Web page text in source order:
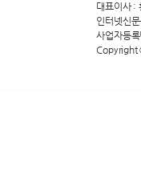
대표이사 :
인터넷신
사업자등
Copyright